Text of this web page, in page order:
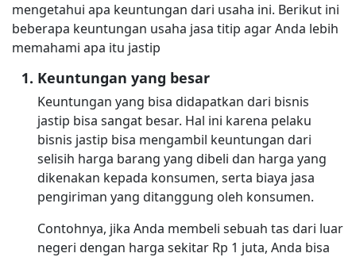
mengetahui apa keuntungan dari usaha ini. Berikut ini
beberapa keuntungan usaha jasa titip agar Anda lebih
memahami apa itu jastip
Keuntungan yang besar
Keuntungan yang bisa didapatkan dari bisnis
jastip bisa sangat besar. Hal ini karena pelaku
bisnis jastip bisa mengambil keuntungan dari
selisih harga barang yang dibeli dan harga yang
dikenakan kepada konsumen, serta biaya jasa
pengiriman yang ditanggung oleh konsumen.
Contohnya, jika Anda membeli sebuah tas dari luar
negeri dengan harga sekitar Rp 1 juta, Anda bisa